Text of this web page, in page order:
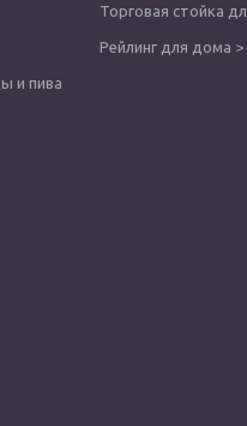
и пива
Торговая стойка
Рейлинг для дома